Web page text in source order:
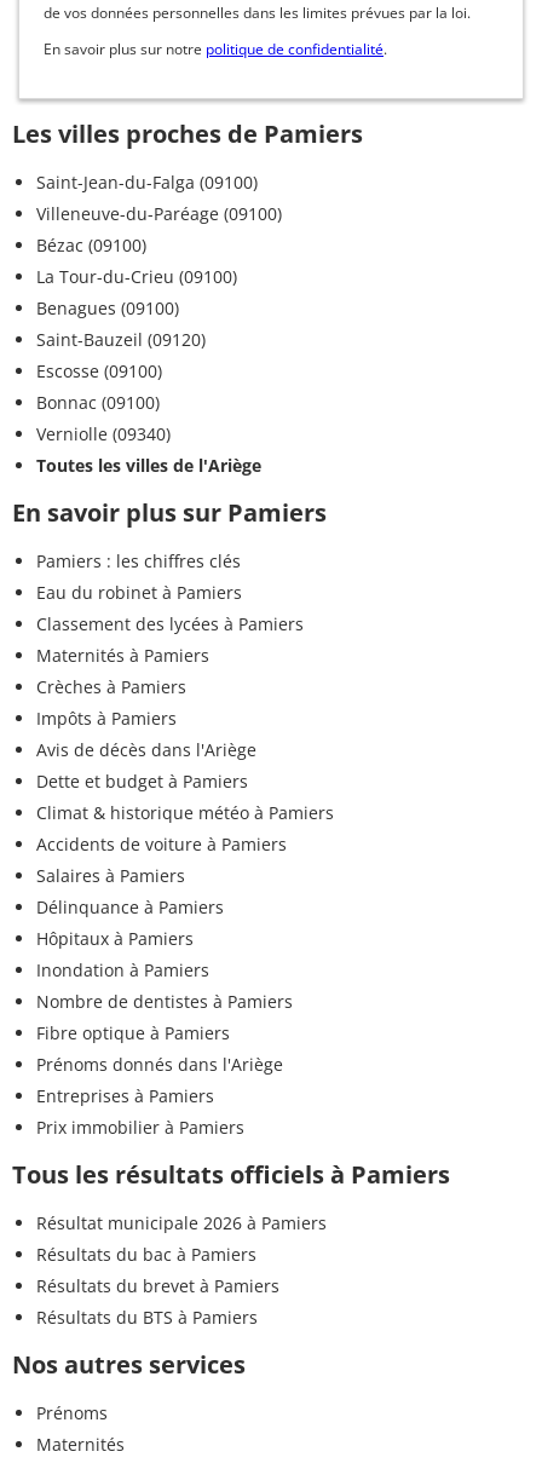
de vos données personnelles dans les limites prévues par la loi.
En savoir plus sur notre politique de confidentialité.
Les villes proches de Pamiers
Saint-Jean-du-Falga (09100)
Villeneuve-du-Paréage (09100)
Bézac (09100)
La Tour-du-Crieu (09100)
Benagues (09100)
Saint-Bauzeil (09120)
Escosse (09100)
Bonnac (09100)
Verniolle (09340)
Toutes les villes de l'Ariège
En savoir plus sur Pamiers
Pamiers : les chiffres clés
Eau du robinet à Pamiers
Classement des lycées à Pamiers
Maternités à Pamiers
Crèches à Pamiers
Impôts à Pamiers
Avis de décès dans l'Ariège
Dette et budget à Pamiers
Climat & historique météo à Pamiers
Accidents de voiture à Pamiers
Salaires à Pamiers
Délinquance à Pamiers
Hôpitaux à Pamiers
Inondation à Pamiers
Nombre de dentistes à Pamiers
Fibre optique à Pamiers
Prénoms donnés dans l'Ariège
Entreprises à Pamiers
Prix immobilier à Pamiers
Tous les résultats officiels à Pamiers
Résultat municipale 2026 à Pamiers
Résultats du bac à Pamiers
Résultats du brevet à Pamiers
Résultats du BTS à Pamiers
Nos autres services
Prénoms
Maternités